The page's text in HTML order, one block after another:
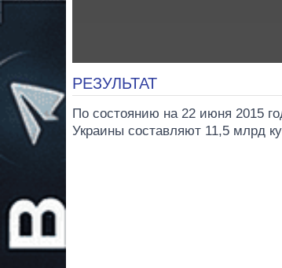
РЕЗУЛЬТАТ
По состоянию на 22 июня 2015
Украины составляют 11,5 млрд